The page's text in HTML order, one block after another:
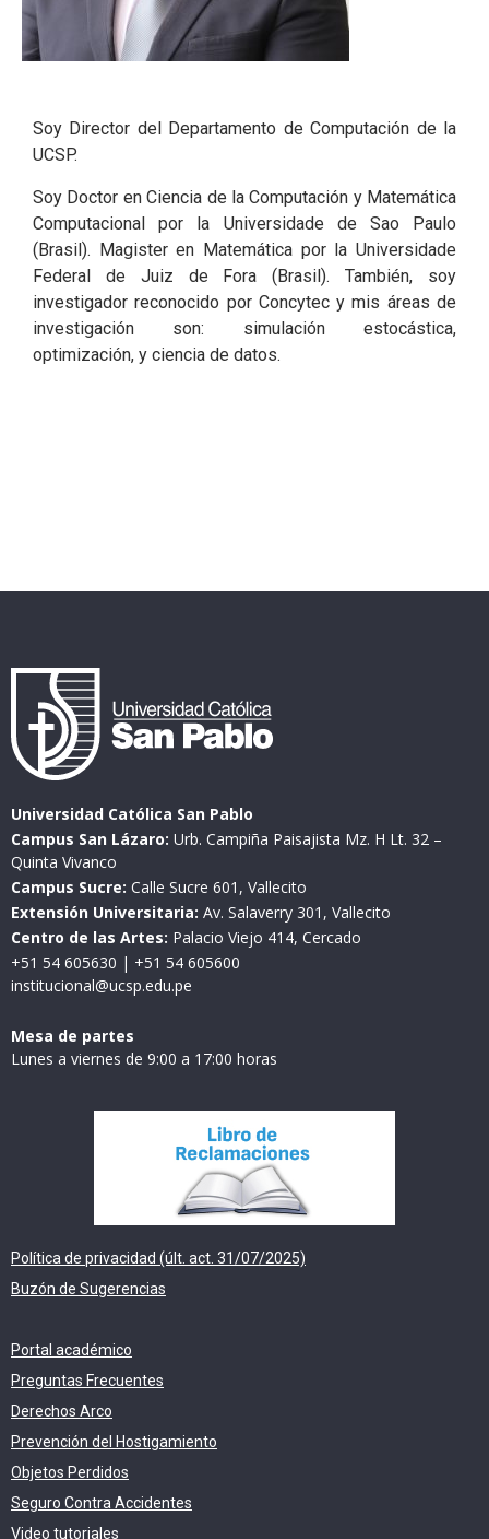
Soy Director del Departamento de Computación de la
UCSP.
Soy Doctor en Ciencia de la Computación y Matemática
Computacional por la Universidade de Sao Paulo
(Brasil). Magister en Matemática por la Universidade
Federal de Juiz de Fora (Brasil). También, soy
investigador reconocido por Concytec y mis áreas de
investigación son: simulación estocástica,
optimización, y ciencia de datos.
Universidad Católica San Pablo
Campus San Lázaro: Urb. Campiña Paisajista Mz. H Lt. 32 –
Quinta Vivanco
Campus Sucre: Calle Sucre 601, Vallecito
Extensión Universitaria: Av. Salaverry 301, Vallecito
Centro de las Artes: Palacio Viejo 414, Cercado
+51 54 605630 | +51 54 605600
institucional@ucsp.edu.pe
Mesa de partes
Lunes a viernes de 9:00 a 17:00 horas
Política de privacidad (últ. act. 31/07/2025)
Buzón de Sugerencias
Portal académico
Preguntas Frecuentes
Derechos Arco
Prevención del Hostigamiento
Objetos Perdidos
Seguro Contra Accidentes
Video tutoriales